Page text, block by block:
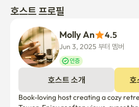
호스트 프로필
Molly An 4.5
Jun 3, 2025 부터 멤버
인증
호스트 소개 호
Book-loving host creating a cozy